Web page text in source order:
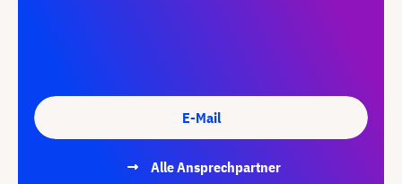
E-Mail
Alle Ansprechpartner